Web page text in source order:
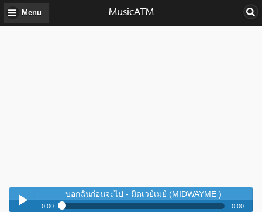
Menu MusicATM
บอกฉันก่อนจะไป - มิดเวย์เมย์ (MIDWAYME )
0:00 0:00